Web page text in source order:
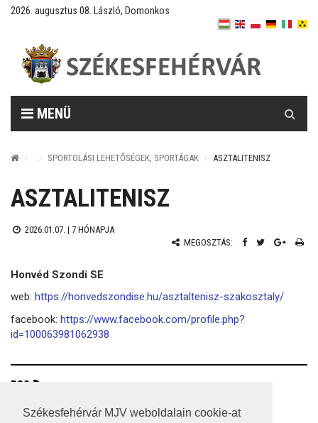
Székesfehérvár MJV weboldalain cookie-at
2026. augusztus 08. László, Domonkos
MENÜ
SPORTOLÁSI LEHETŐSÉGEK, SPORTÁGAK ASZTALITENISZ
ASZTALITENISZ
2026.01.07. | 7 HÓNAPJA
MEGOSZTÁS:
Honvéd Szondi SE
web: https://honvedszondise.hu/asztaltenisz-szakosztaly/
facebook: https://www.facebook.com/profile.php?
id=100063981062938
RSS
A HONLAP 2017.03.31-I ÁLLAPOTA